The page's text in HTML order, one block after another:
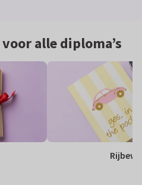
alle diploma’s